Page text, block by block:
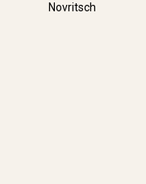
Novritsch